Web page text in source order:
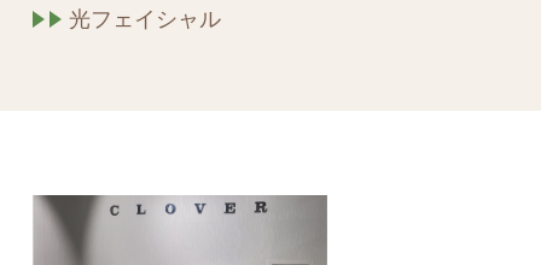
光フェイシャル